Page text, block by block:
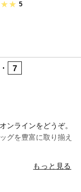
5
7
ンラインをどうぞ。
グを豊富に取り揃え